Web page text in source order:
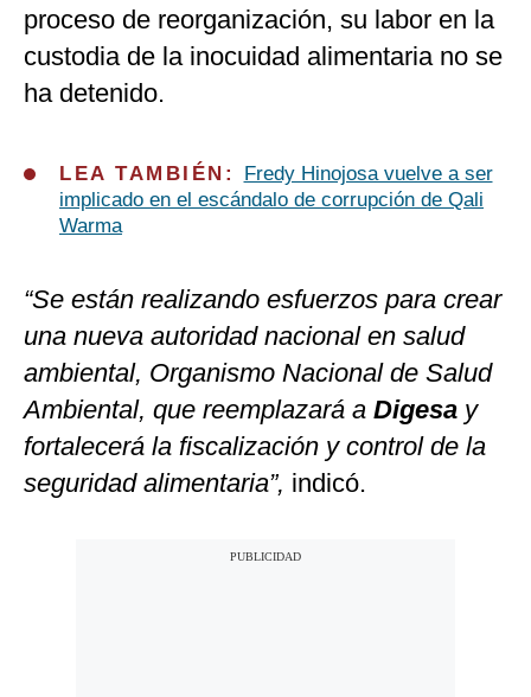
proceso de reorganización, su labor en la
custodia de la inocuidad alimentaria no se
ha detenido.
LEA TAMBIÉN:
Fredy Hinojosa vuelve a ser
implicado en el escándalo de corrupción de Qali
Warma
“Se están realizando esfuerzos para crear
una nueva autoridad nacional en salud
ambiental, Organismo Nacional de Salud
Ambiental, que reemplazará a Digesa y
fortalecerá la fiscalización y control de la
seguridad alimentaria”, indicó.